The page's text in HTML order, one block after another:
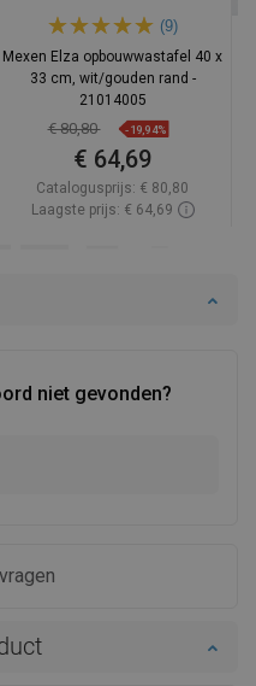
niet gevonden?
(9)
Mexen Elza opbouwwastafel 40 x
33 cm, wit/gouden rand -
21014005
€ 80,80 -19,94%
€ 64,69
Catalogusprijs: € 80,80
Laagste prijs: € 64,69